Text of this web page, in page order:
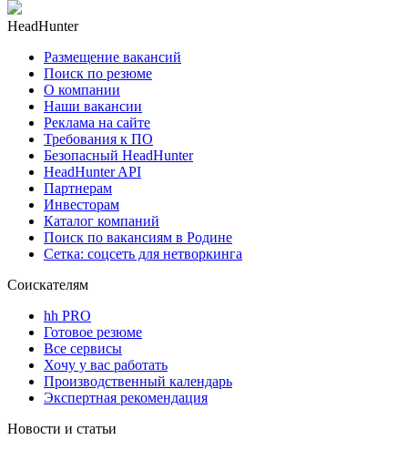
HeadHunter
Размещение вакансий
Поиск по резюме
О компании
Наши вакансии
Реклама на сайте
Требования к ПО
Безопасный HeadHunter
HeadHunter API
Партнерам
Инвесторам
Каталог компаний
Поиск по вакансиям в Родине
Сетка: соцсеть для нетворкинга
Соискателям
hh PRO
Готовое резюме
Все сервисы
Хочу у вас работать
Производственный календарь
Экспертная рекомендация
Новости и статьи